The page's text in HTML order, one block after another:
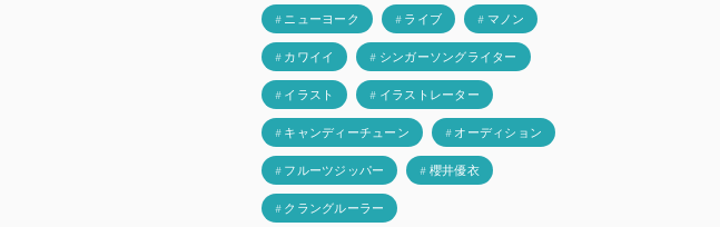
# ニューヨーク # ライブ # マノン
# カワイイ # シンガーソングライター
# イラスト # イラストレーター
# キャンディーチューン # オーディション
# フルーツジッパー # 櫻井優衣
# クラングルーラー